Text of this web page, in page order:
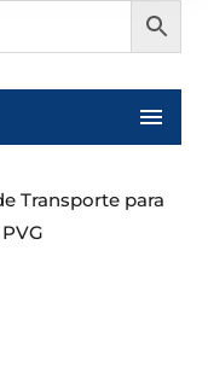
Transporte para